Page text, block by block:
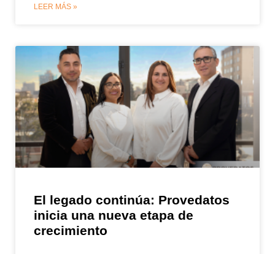
LEER MÁS »
El legado continúa: Provedatos
inicia una nueva etapa de
crecimiento